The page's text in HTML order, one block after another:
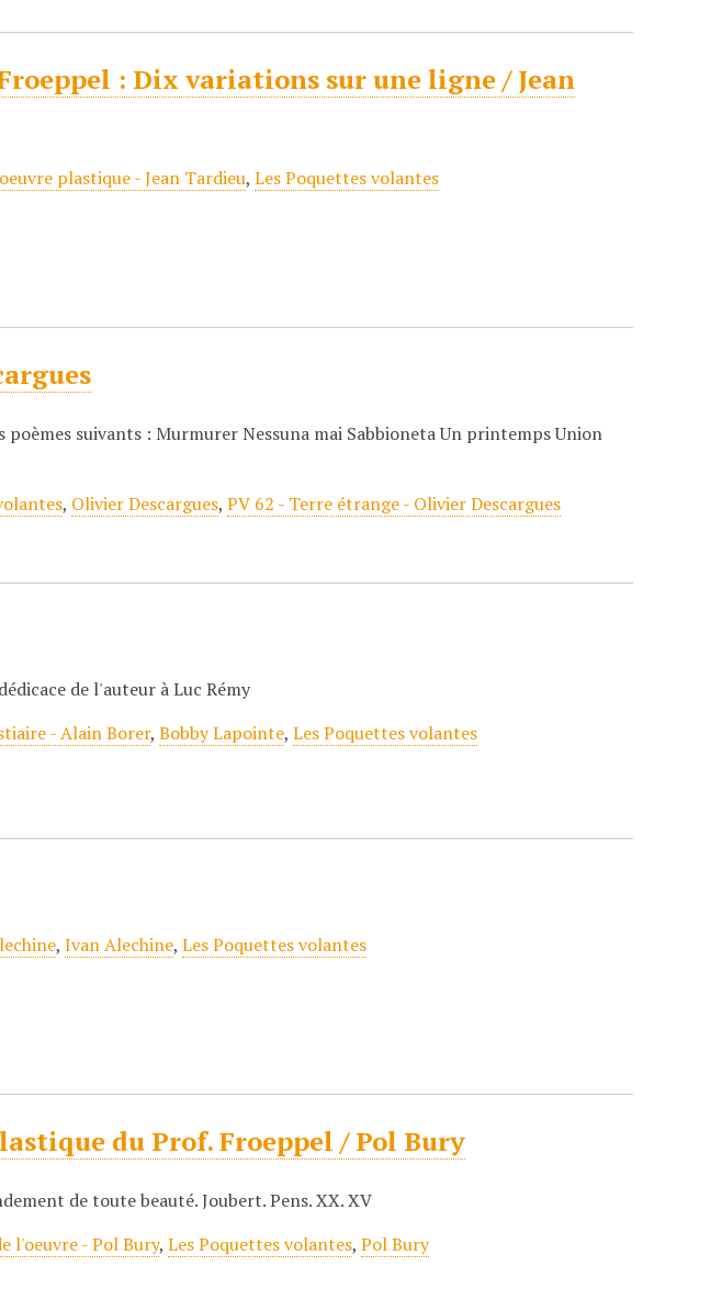
: Dix variations sur une ligne / Jean
plastique - Jean Tardieu,Les Poquettes volantes
suivants : Murmurer Nessuna mai Sabbioneta Un printemps Union
, Olivier Descargues,PV 62 - Terre étrange - Olivier Descargues
de l'auteur à Luc Rémy
- Alain Borer,Bobby Lapointe,Les Poquettes volantes
,Ivan Alechine,Les Poquettes volantes
du Prof. Froeppel / Pol Bury
de toute beauté. Joubert. Pens. XX. XV
l'oeuvre - Pol Bury,Les Poquettes volantes,Pol Bury